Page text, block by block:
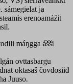
sámegielat ja
erenoamážit
máŋgga ášši
ovttasbargu
oktasaš čovdosiid
Juuso.